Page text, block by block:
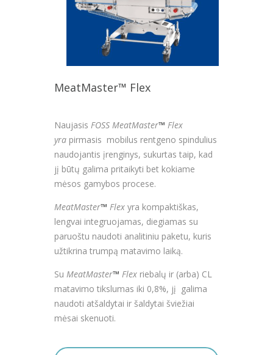
MeatMaster™ Flex
Naujasis FOSS MeatMaster™ Flex
yra pirmasis mobilus rentgeno spindulius
naudojantis įrenginys, sukurtas taip, kad
jį būtų galima pritaikyti bet kokiame
mėsos gamybos procese.
MeatMaster™ Flex yra kompaktiškas,
lengvai integruojamas, diegiamas su
paruoštu naudoti analitiniu paketu, kuris
užtikrina trumpą matavimo laiką.
Su MeatMaster™ Flex riebalų ir (arba) CL
matavimo tikslumas iki 0,8%, jį galima
naudoti atšaldytai ir šaldytai šviežiai
mėsai skenuoti.